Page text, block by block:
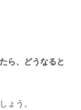
ら、どうなると
ょう。